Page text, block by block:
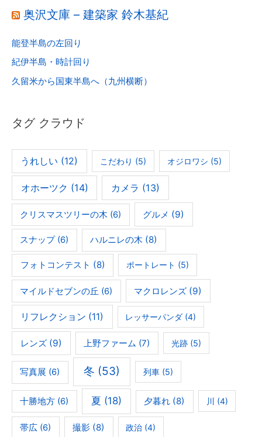
奥沢文庫 – 建築家 鈴木基紀
能登半島の左回り
紀伊半島・時計回り
久留米から国東半島へ（九州横断）
タグ クラウド
うれしい (12) こだわり (5) オジロワシ (5)
オホーツク (14) カメラ (13)
クリスマスツリーの木 (6) グルメ (9)
スナップ(6) ハルニレの木 (8)
フォトコンテスト (8) ポートレート (5)
マイルドセブンの丘 (6) マクロレンズ (9)
リフレクション (11) レッサーパンダ (4)
レンズ(9) 上野ファーム (7) 光跡(5)
写真展 (6) 冬 (53) 列車(5)
十勝地方 (6) 夏 (18) 夕暮れ (8) 川 (4)
帯広 (6) 撮影 (8) 政治 (4)